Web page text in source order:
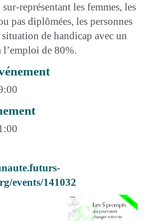
représentant les femmes, les
pas diplômées, les personnes
de handicap avec un
l’emploi de 80%.
events/141032